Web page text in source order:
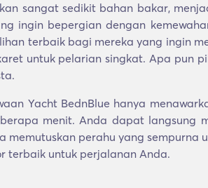
sangat sedikit bahan bakar,
ingin bepergian dengan
terbaik bagi mereka yang ingin
untuk pelarian singkat. Apa pun
Yacht BednBlue hanya
menit. Anda dapat langsung
memutuskan perahu yang
terbaik untuk perjalanan Anda.